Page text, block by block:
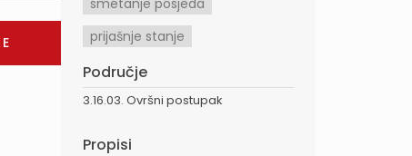
prijašnje stanje
Područje
3.16.03. Ovršni postupak
Propisi